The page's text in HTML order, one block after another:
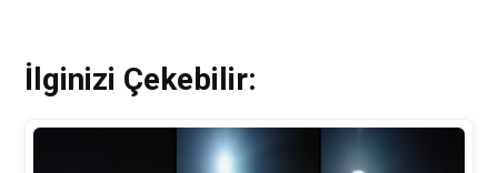
İlginizi Çekebilir: